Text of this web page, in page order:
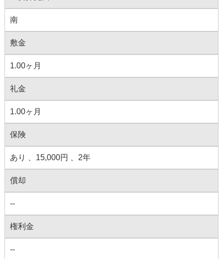
南
敷金
1.00ヶ月
礼金
1.00ヶ月
保険
あり 、15,000円 、2年
償却
--
権利金
--